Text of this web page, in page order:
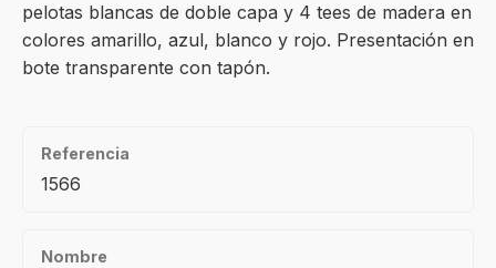
pelotas blancas de doble capa y 4 tees de madera en
colores amarillo, azul, blanco y rojo. Presentación en
bote transparente con tapón.
Referencia
1566
Nombre